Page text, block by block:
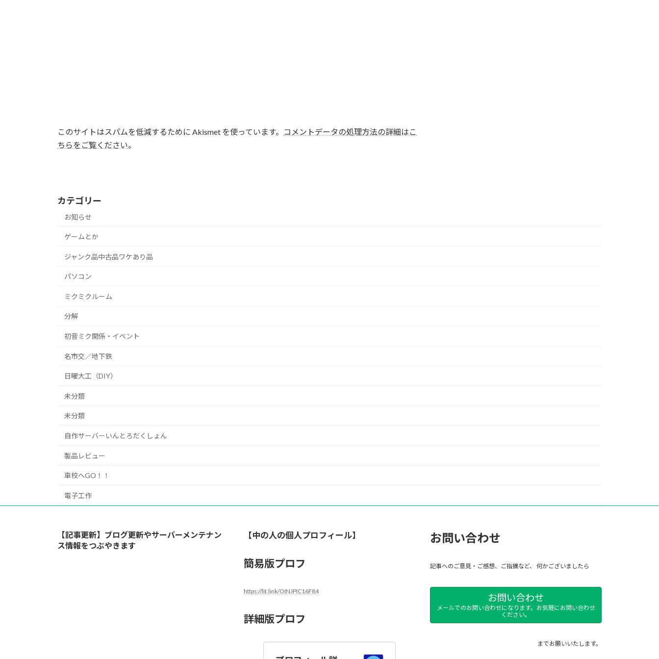
このサイトはスパムを低減するために Akismet を使っています。
コメントデータの処理方法の詳細はこ
ちらをご覧ください。
カテゴリー
お知らせ
ゲームとか
ジャンク品中古品ワケあり品
パソコン
ミクミクルーム
分解
初音ミク関係・イベント
名市交／地下鉄
日曜大工（DIY）
未分類
未分類
自作サーバーいんとろだくしょん
製品レビュー
車校へGO！！
電子工作
【記事更新】ブログ更新やサーバーメンテナン
ス情報をつぶやきます
【中の人の個人プロフィール】
簡易版プロフ
https://lit.link/OINJPIC16F84
詳細版プロフ
お問い合わせ
記事へのご意見・ご感想、ご指摘など、 何かございましたら
お問い合わせ
メールでのお問い合わせになります。お気軽にお問い合わせ
ください。
までお願いいたします。